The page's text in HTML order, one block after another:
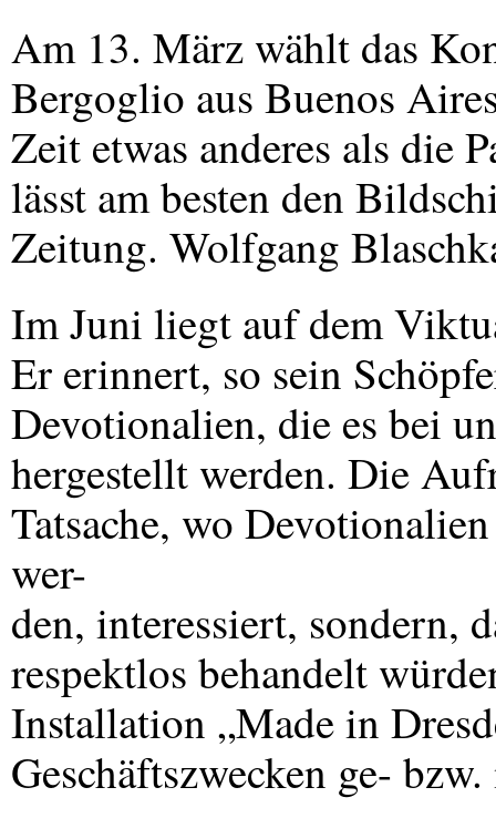
Am 13. März wählt das
Bergoglio aus Buenos
Zeit etwas anderes als die
lässt am besten den
Zeitung. Wolfgang
Im Juni liegt auf dem
Er erinnert, so sein
Devotionalien, die es bei
hergestellt werden. Die
Tatsache, wo
wer-
den, interessiert, sondern,
respektlos behandelt
Installation „Made in
Geschäftszwecken ge-